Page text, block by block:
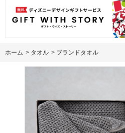
ホーム > タオル > ブランドタオル